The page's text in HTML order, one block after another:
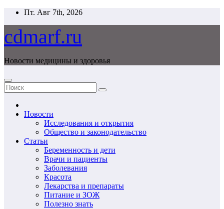
Перейти
содержимому
Пт. Авг 7th, 2026
cdmarf.ru
Новости медицины и здоровья
Новости
Исследования и открытия
Общество и законодательство
Статьи
Беременность и дети
Врачи и пациенты
Заболевания
Красота
Лекарства и препараты
Питание и ЗОЖ
Полезно знать